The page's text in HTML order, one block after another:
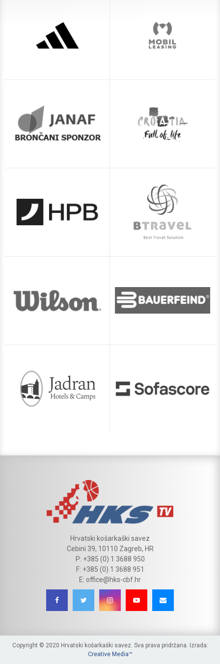
Hrvatski košarkaški savez
Cebini 39, 10110 Zagreb, HR
P: +385 (0) 1 3688 950
F: +385 (0) 1 3688 951
E: office@hks-cbf.hr
Copyright © 2020 Hrvatski košarkaški savez. Sva prava pridržana. Izrada:
Creative Media™